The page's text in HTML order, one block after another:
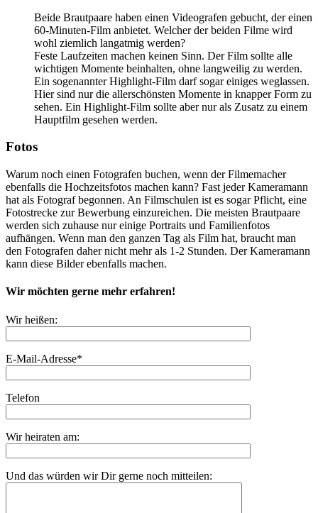
Beide Brautpaare haben einen Videografen gebucht, der einen
60-Minuten-Film anbietet. Welcher der beiden Filme wird
wohl ziemlich langatmig werden?
Feste Laufzeiten machen keinen Sinn. Der Film sollte alle
wichtigen Momente beinhalten, ohne langweilig zu werden.
Ein sogenannter Highlight-Film darf sogar einiges weglassen.
Hier sind nur die allerschönsten Momente in knapper Form zu
sehen. Ein Highlight-Film sollte aber nur als Zusatz zu einem
Hauptfilm gesehen werden.
Fotos
Warum noch einen Fotografen buchen, wenn der Filmemacher
ebenfalls die Hochzeitsfotos machen kann? Fast jeder Kameramann
hat als Fotograf begonnen. An Filmschulen ist es sogar Pflicht, eine
Fotostrecke zur Bewerbung einzureichen. Die meisten Brautpaare
werden sich zuhause nur einige Portraits und Familienfotos
aufhängen. Wenn man den ganzen Tag als Film hat, braucht man
den Fotografen daher nicht mehr als 1-2 Stunden. Der Kameramann
kann diese Bilder ebenfalls machen.
Wir möchten gerne mehr erfahren!
Wir heißen:
E-Mail-Adresse*
Telefon
Wir heiraten am:
Und das würden wir Dir gerne noch mitteilen: